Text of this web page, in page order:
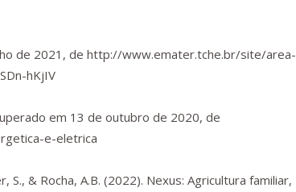
de 2021, dehttp://www.emater.tche.br/site/area-
hKjIV
em 13 de outubro de 2020, de
e-eletrica
S., & Rocha, A.B. (2022). Nexus: Agricultura familiar,